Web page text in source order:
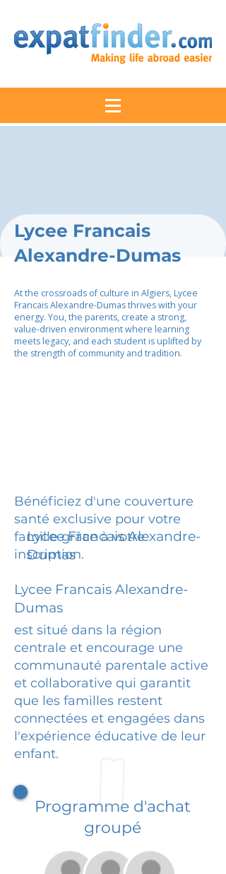
Lycee Francais
Alexandre-Dumas
At the crossroads of culture in Algiers, Lycee
Francais Alexandre-Dumas thrives with your
energy. You, the parents, create a strong,
value-driven environment where learning
meets legacy, and each student is uplifted by
the strength of community and tradition.
Bénéficiez d'une couverture
santé exclusive pour votre
famille grâce à votre
inscription.
Lycee Francais Alexandre-
Dumas
Lycee Francais Alexandre-
Dumas
est situé dans la région
centrale et encourage une
communauté parentale active
et collaborative qui garantit
que les familles restent
connectées et engagées dans
l'expérience éducative de leur
enfant.
Programme d'achat
groupé